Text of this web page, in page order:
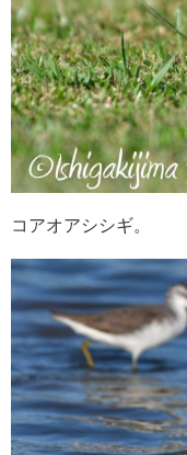
コアオアシシギ。